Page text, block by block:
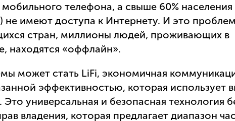
телефона, а свыше 60%
не имеют доступа к Интернету. И это
стран, миллионы людей, проживающих в
находятся «оффлайн».
может стать LiFi, экономичная
эффективностью, которая использует
универсальная и безопасная технология
владения, которая предлагает диапазон